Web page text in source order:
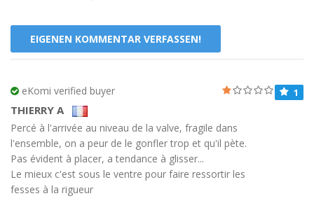
EIGENEN KOMMENTAR VERFASSEN!
eKomi verified buyer
THIERRY A
1
Percé à l'arrivée au niveau de la valve, fragile dans
l'ensemble, on a peur de le gonfler trop et qu'il pète.
Pas évident à placer, a tendance à glisser...
Le mieux c'est sous le ventre pour faire ressortir les
fesses à la rigueur